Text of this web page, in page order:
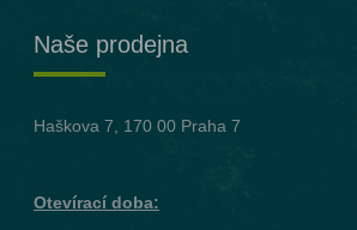
Naše prodejna
Haškova 7, 170 00 Praha 7
Otevírací doba: